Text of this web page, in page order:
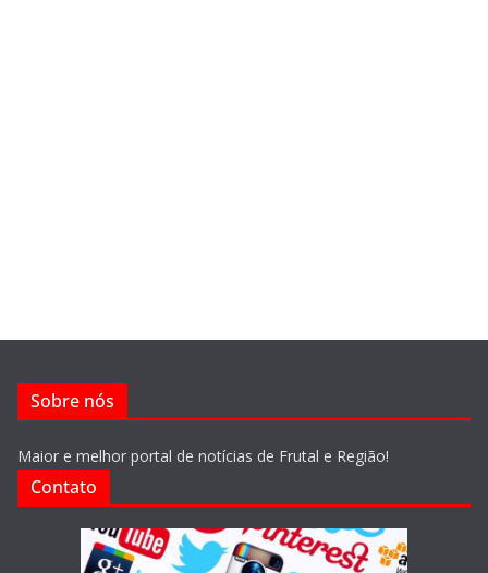
Sobre nós
Maior e melhor portal de notícias de Frutal e Região!
Contato